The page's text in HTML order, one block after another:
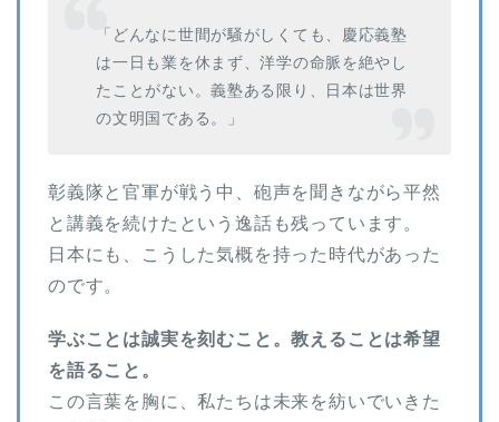
「どんなに世間が騒がしくても、慶応義塾
は一日も業を休まず、洋学の命脈を絶やし
たことがない。義塾ある限り、日本は世界
の文明国である。」
彰義隊と官軍が戦う中、砲声を聞きながら平然
と講義を続けたという逸話も残っています。
日本にも、こうした気概を持った時代があった
のです。
学ぶことは誠実を刻むこと。教えることは希望
を語ること。
この言葉を胸に、私たちは未来を紡いでいきた